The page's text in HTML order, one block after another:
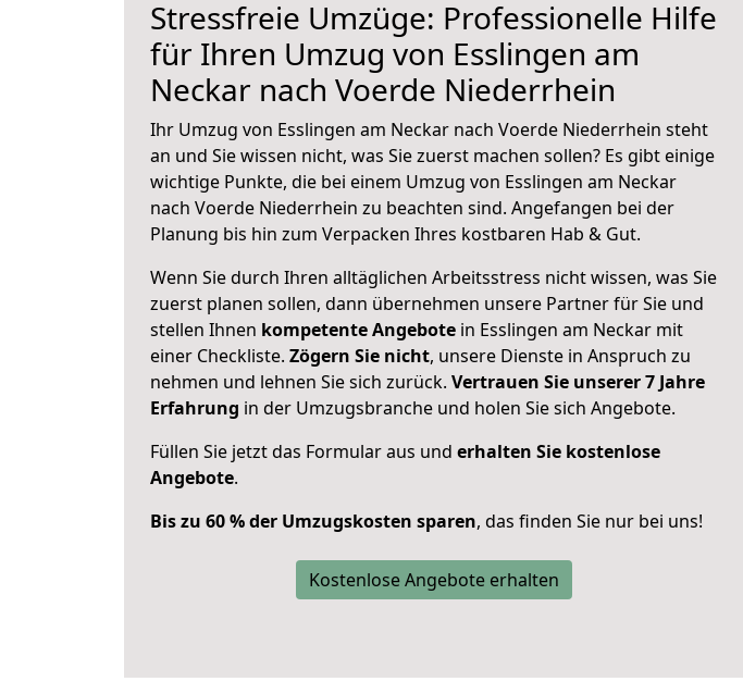
Stressfreie Umzüge: Professionelle Hilfe
für Ihren Umzug von Esslingen am
Neckar nach Voerde Niederrhein
Ihr Umzug von Esslingen am Neckar nach Voerde Niederrhein steht
an und Sie wissen nicht, was Sie zuerst machen sollen? Es gibt einige
wichtige Punkte, die bei einem Umzug von Esslingen am Neckar
nach Voerde Niederrhein zu beachten sind. Angefangen bei der
Planung bis hin zum Verpacken Ihres kostbaren Hab & Gut.
Wenn Sie durch Ihren alltäglichen Arbeitsstress nicht wissen, was Sie
zuerst planen sollen, dann übernehmen unsere Partner für Sie und
stellen Ihnen kompetente Angebote in Esslingen am Neckar mit
einer Checkliste. Zögern Sie nicht, unsere Dienste in Anspruch zu
nehmen und lehnen Sie sich zurück. Vertrauen Sie unserer 7 Jahre
Erfahrung in der Umzugsbranche und holen Sie sich Angebote.
Füllen Sie jetzt das Formular aus und erhalten Sie kostenlose
Angebote.
Bis zu 60 % der Umzugskosten sparen, das finden Sie nur bei uns!
Kostenlose Angebote erhalten